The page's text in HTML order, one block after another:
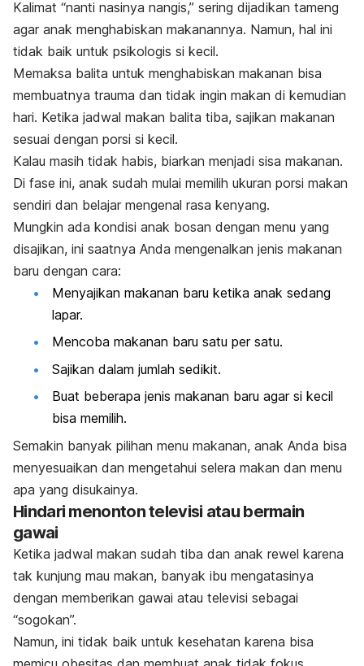
Kalimat “nanti nasinya nangis,” sering dijadikan tameng
agar anak menghabiskan makanannya. Namun, hal ini
tidak baik untuk psikologis si kecil.
Memaksa balita untuk menghabiskan makanan bisa
membuatnya trauma dan tidak ingin makan di kemudian
hari. Ketika jadwal makan balita tiba, sajikan makanan
sesuai dengan porsi si kecil.
Kalau masih tidak habis, biarkan menjadi sisa makanan.
Di fase ini, anak sudah mulai memilih ukuran porsi makan
sendiri dan belajar mengenal rasa kenyang.
Mungkin ada kondisi anak bosan dengan menu yang
disajikan, ini saatnya Anda mengenalkan jenis makanan
baru dengan cara:
Menyajikan makanan baru ketika anak sedang
lapar.
Mencoba makanan baru satu per satu.
Sajikan dalam jumlah sedikit.
Buat beberapa jenis makanan baru agar si kecil
bisa memilih.
Semakin banyak pilihan menu makanan, anak Anda bisa
menyesuaikan dan mengetahui selera makan dan menu
apa yang disukainya.
Hindari menonton televisi atau bermain
gawai
Ketika jadwal makan sudah tiba dan anak rewel karena
tak kunjung mau makan, banyak ibu mengatasinya
dengan memberikan gawai atau televisi sebagai
“sogokan”.
Namun, ini tidak baik untuk kesehatan karena bisa